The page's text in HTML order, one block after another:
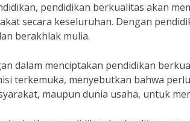
pendidikan berkualitas akan
secara keseluruhan. Dengan
berakhlak mulia.
dalam menciptakan pendidikan
terkemuka, menyebutkan bahwa
maupun dunia usaha, untuk